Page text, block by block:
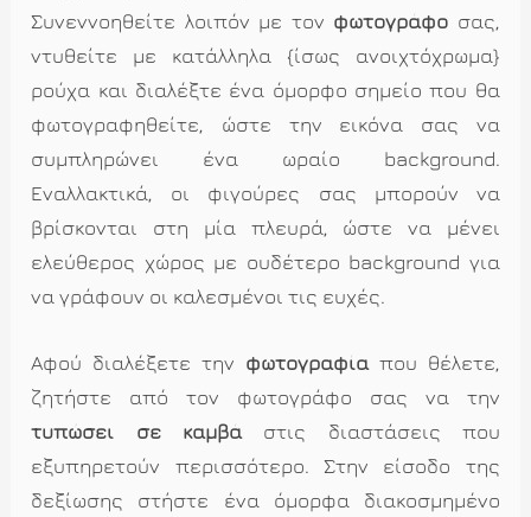
Συνεννοηθείτε λοιπόν με τον φωτογράφο σας,
ντυθείτε με κατάλληλα {ίσως ανοιχτόχρωμα}
ρούχα και διαλέξτε ένα όμορφο σημείο που θα
φωτογραφηθείτε, ώστε την εικόνα σας να
συμπληρώνει ένα ωραίο background.
Εναλλακτικά, οι φιγούρες σας μπορούν να
βρίσκονται στη μία πλευρά, ώστε να μένει
ελεύθερος χώρος με ουδέτερο background για
να γράφουν οι καλεσμένοι τις ευχές.
Αφού διαλέξετε την φωτογραφίαπου θέλετε,
ζητήστε από τον φωτογράφο σας να την
τυπώσει σε καμβάστις διαστάσεις που
εξυπηρετούν περισσότερο. Στην είσοδο της
δεξίωσης στήστε ένα όμορφα διακοσμημένο